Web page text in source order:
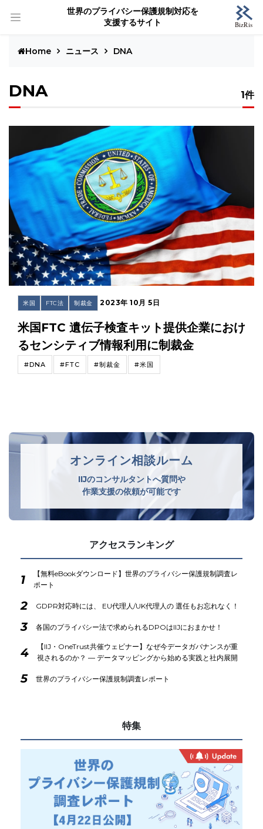
世界のプライバシー保護規制対応を
支援するサイト
Home ニュース DNA
DNA 1件
米国 FTC法 制裁金 2023年 10月 5日
米国FTC 遺伝子検査キット提供企業におけ
るセンシティブ情報利用に制裁金
#DNA #FTC #制裁金 #米国
オンライン相談ルーム
IIJのコンサルタントへ質問や
作業支援の依頼が可能です
アクセスランキング
1
【無料eBookダウンロード】世界のプライバシー保護規制調査レ
ポート
2 GDPR対応時には、 EU代理人/UK代理人の 選任もお忘れなく！
3 各国のプライバシー法で求められるDPOはIIJにおまかせ！
4
【IIJ・OneTrust共催ウェビナー】なぜ今データガバナンスが重
視されるのか？ ― データマッピングから始める実践と社内展開
5 世界のプライバシー保護規制調査レポート
特集